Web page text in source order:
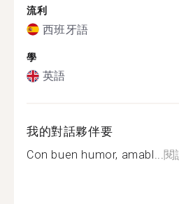
流利
西班牙語
學
英語
我的對話夥伴要
Con buen humor, amabl...閱